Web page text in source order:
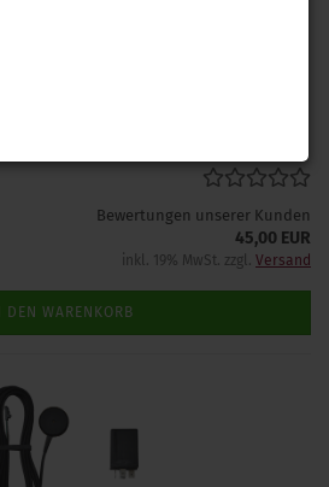
Bewertungen unserer Kunden
45,00 EUR
inkl. 19% MwSt. zzgl. Versand
DEN WARENKORB